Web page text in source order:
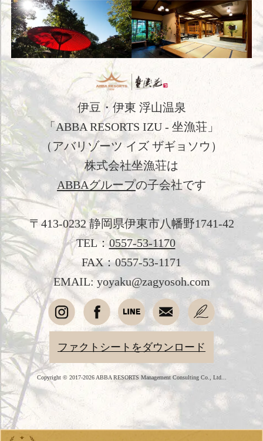
伊豆・伊東 浮山温泉
「ABBA RESORTS IZU - 坐漁荘」
（アバリゾーツ イズ ザギョソウ）
株式会社坐漁荘は
ABBAグループの子会社です
〒413-0232 静岡県伊東市八幡野1741-42
TEL：0557-53-1170
FAX：0557-53-1171
EMAIL: yoyaku@zagyosoh.com
ファクトシートをダウンロード
Copyright © 2017-2026 ABBA RESORTS Management Consulting Co., Ltd...
日本文化体験
観光のご案内
フォトギャラリー
おすすめ宿泊プラン
お問い合わせ
よくあるご質問
プライバシーポリシー
会社概要
採用情報
愛犬と過ごす
オンラインショップ
English 简体中文